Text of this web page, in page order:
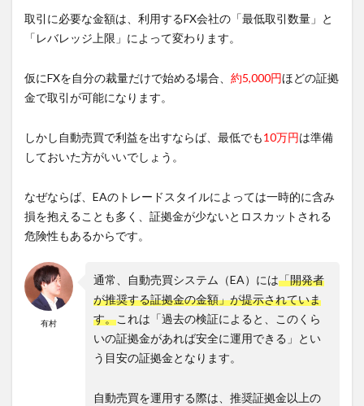
取引に必要な金額は、利用するFX会社の「最低取引数量」と
「レバレッジ上限」によって変わります。
仮にFXを自分の裁量だけで始める場合、 約5,000円ほどの証拠
金で取引が可能になります。
しかし自動売買で利益を出すならば、最低でも10万円は準備
しておいた方がいいでしょう。
なぜならば、EAのトレードスタイルによっては一時的に含み
損を抱えることも多く、証拠金が少ないとロスカットされる
危険性もあるからです。
有村
通常、自動売買システム（EA）には「開発者
が推奨する証拠金の金額」が提示されていま
す。これは「過去の検証によると、このくら
いの証拠金があれば安全に運用できる」とい
う目安の証拠金となります。
自動売買を運用する際は、推奨証拠金以上の